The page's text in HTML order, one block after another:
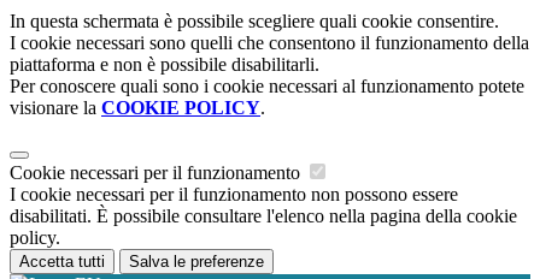
In questa schermata è possibile scegliere quali cookie consentire.
I cookie necessari sono quelli che consentono il funzionamento della
piattaforma e non è possibile disabilitarli.
Per conoscere quali sono i cookie necessari al funzionamento potete
visionare la COOKIE POLICY.
Cookie necessari per il funzionamento
I cookie necessari per il funzionamento non possono essere
disabilitati. È possibile consultare l'elenco nella pagina della cookie
policy.
Accetta tutti Salva le preferenze